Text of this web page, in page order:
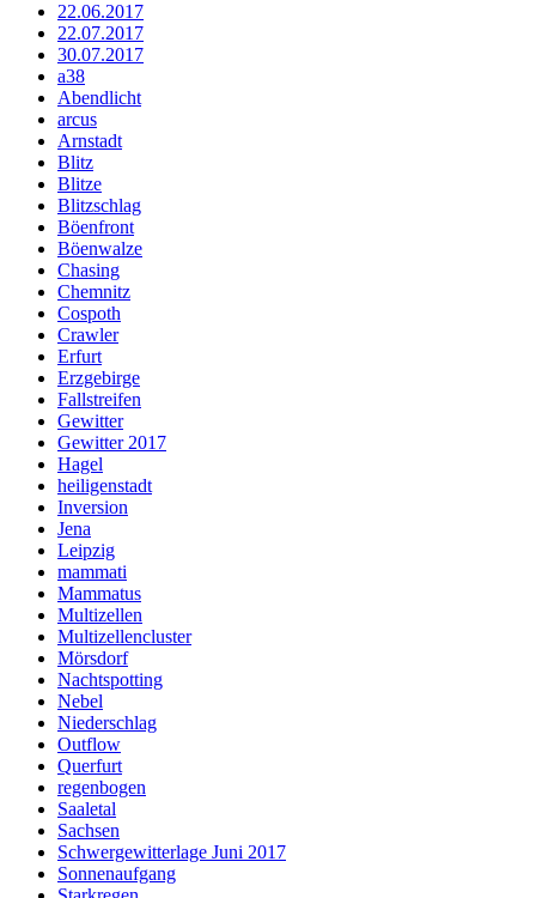
22.06.2017
22.07.2017
30.07.2017
a38
Abendlicht
arcus
Arnstadt
Blitz
Blitze
Blitzschlag
Böenfront
Böenwalze
Chasing
Chemnitz
Cospoth
Crawler
Erfurt
Erzgebirge
Fallstreifen
Gewitter
Gewitter 2017
Hagel
heiligenstadt
Inversion
Jena
Leipzig
mammati
Mammatus
Multizellen
Multizellencluster
Mörsdorf
Nachtspotting
Nebel
Niederschlag
Outflow
Querfurt
regenbogen
Saaletal
Sachsen
Schwergewitterlage Juni 2017
Sonnenaufgang